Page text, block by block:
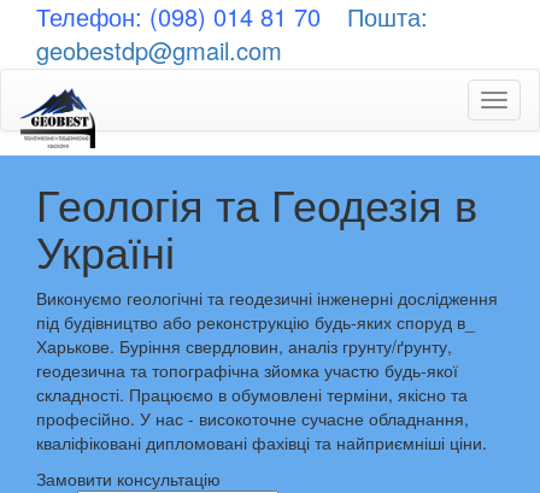
Телефон: (098) 014 81 70
Пошта:
geobestdp@gmail.com
Геологія та Геодезія в
Україні
Виконуємо геологічні та геодезичні інженерні дослідження
під будівництво або реконструкцію будь-яких споруд в_
Харькове. Буріння свердловин, аналіз грунту/ґрунту,
геодезична та топографічна зйомка участю будь-якої
складності. Працюємо в обумовлені терміни, якісно та
професійно. У нас - високоточне сучасне обладнання,
кваліфіковані дипломовані фахівці та найприємніші ціни.
Замовити консультацію